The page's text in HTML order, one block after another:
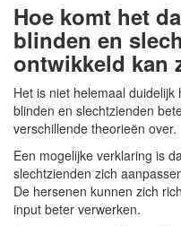
Hoe komt het
blinden en
ontwikkeld kan
Het is niet helemaal
blinden en slechtzienden
verschillende theorieën over.
Een mogelijke verklaring is
slechtzienden zich
De hersenen kunnen zich
input beter verwerken.